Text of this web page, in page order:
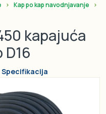
Kap po kap navodnjavanje
kapajuća
Specifikacija